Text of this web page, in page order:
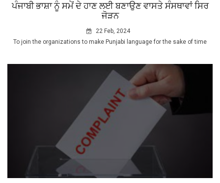
ਪੰਜਾਬੀ ਭਾਸ਼ਾ ਨੂੰ ਸਮੇਂ ਦੇ ਹਾਣ ਲਈ ਬਣਾਉਣ ਵਾਸਤੇ ਸੰਸਥਾਵਾਂ ਸਿਰ
ਜੋੜਨ
22 Feb, 2024
To join the organizations to make Punjabi language for the sake of time